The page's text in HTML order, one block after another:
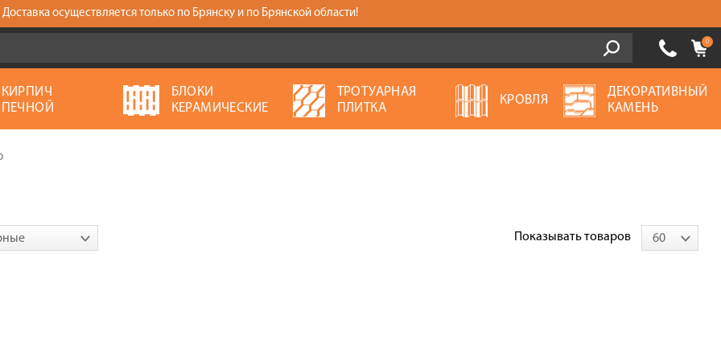
Доставка осуществляется только по Брянску и по Брянской области!
0
КИРПИЧ
ПЕЧНОЙ
БЛОКИ
КЕРАМИЧЕСКИЕ
ТРОТУАРНАЯ
ПЛИТКА
КРОВЛЯ
ДЕКОРАТИВНЫЙ
КАМЕНЬ
Показывать товаров 60